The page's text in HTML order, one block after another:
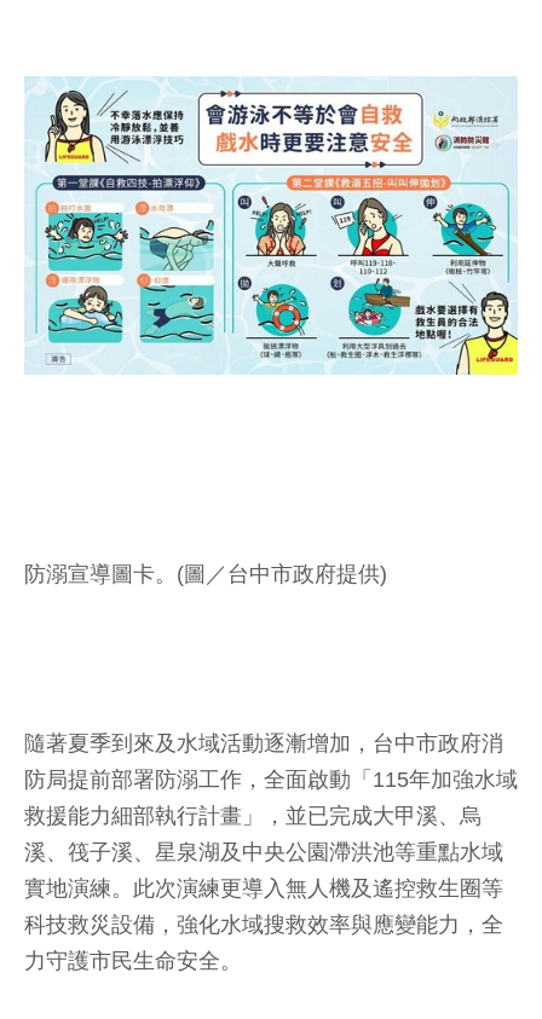
防溺宣導圖卡。(圖／台中市政府提供)
隨著夏季到來及水域活動逐漸增加，台中市政府消
防局提前部署防溺工作，全面啟動「115年加強水域
救援能力細部執行計畫」，並已完成大甲溪、烏
溪、筏子溪、星泉湖及中央公園滯洪池等重點水域
實地演練。此次演練更導入無人機及遙控救生圈等
科技救災設備，強化水域搜救效率與應變能力，全
力守護市民生命安全。